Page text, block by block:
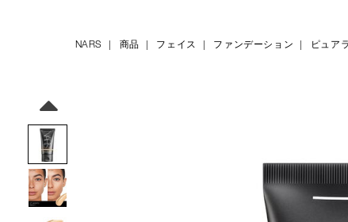
NARS 商品 フェイス ファンデーション ピュア
moisturizer-
2324/4535683243575.html
4535683243575